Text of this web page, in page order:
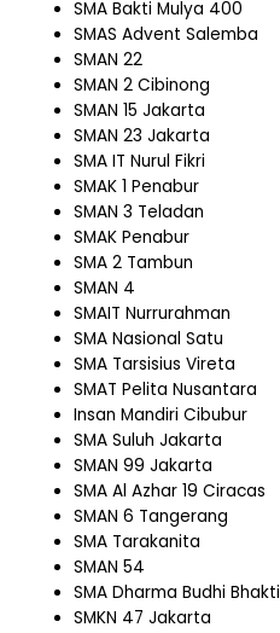
SMA Bakti Mulya 400
SMAS Advent Salemba
SMAN 22
SMAN 2 Cibinong
SMAN 15 Jakarta
SMAN 23 Jakarta
SMA IT Nurul Fikri
SMAK 1 Penabur
SMAN 3 Teladan
SMAK Penabur
SMA 2 Tambun
SMAN 4
SMAIT Nurrurahman
SMA Nasional Satu
SMA Tarsisius Vireta
SMAT Pelita Nusantara
Insan Mandiri Cibubur
SMA Suluh Jakarta
SMAN 99 Jakarta
SMA Al Azhar 19 Ciracas
SMAN 6 Tangerang
SMA Tarakanita
SMAN 54
SMA Dharma Budhi Bhakti
SMKN 47 Jakarta